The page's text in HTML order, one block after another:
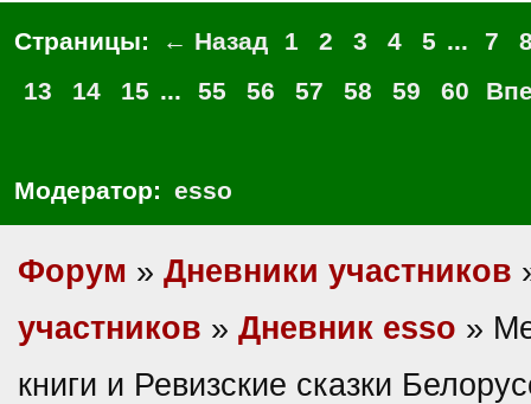
Страницы: ← Назад 1 2 3 4 5 ... 7
13
14 15 ... 55 56 57 58 59 60
Модератор: esso
Форум » Дневники участников
участников » Дневник esso »
книги и Ревизские сказки